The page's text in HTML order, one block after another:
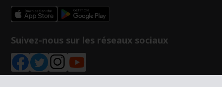
Suivez-nous sur les réseaux sociaux